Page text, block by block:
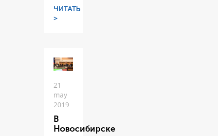
ЧИТАТЬ
>
21
may
2019
В
Новосибирске